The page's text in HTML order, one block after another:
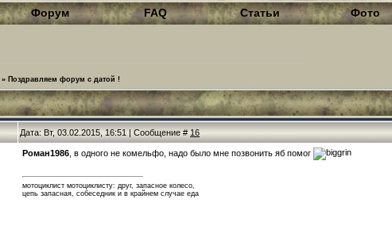
Форум FAQ Статьи Фото
» Поздравляем форум с датой !
Дата: Вт, 03.02.2015, 16:51 | Сообщение # 16
Роман1986 , в одного не комельфо, надо было мне позвонить яб помог
мотоциклист мотоциклисту: друг, запасное колесо,
цепь запасная, собеседник и в крайнем случае еда